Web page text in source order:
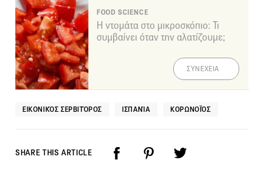
FOOD SCIENCE
Η ντομάτα στο μικροσκόπιο: Τι
συμβαίνει όταν την αλατίζουμε;
ΣΥΝΕΧΕΙΑ
ΕΙΚΟΝΙΚΌΣ ΣΕΡΒΙΤΌΡΟΣ ΙΣΠΑΝΊΑ ΚΟΡΩΝΟΪΌΣ
SHARE THIS ARTICLE